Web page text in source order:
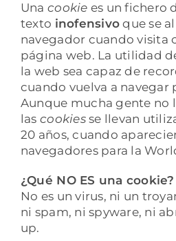
Unacookie es un fichero
texto inofensivo que se
navegador cuando visita
página web. La utilidad
la web sea capaz de
cuando vuelva a navegar
Aunque mucha gente no
lascookiesse llevan
20 años, cuando
navegadores para la
¿Qué NO ES una cookie?
No es un virus, ni un
ni spam, ni spyware, ni
up.